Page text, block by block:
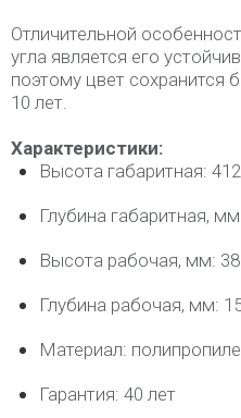
Отличительной
угла является его
поэтому цвет сохранится
10 лет.
Характеристики:
Высота габаритная:
Глубина габаритная,
Высота рабочая, мм:
Глубина рабочая, мм:
Материал:
Гарантия: 40 лет